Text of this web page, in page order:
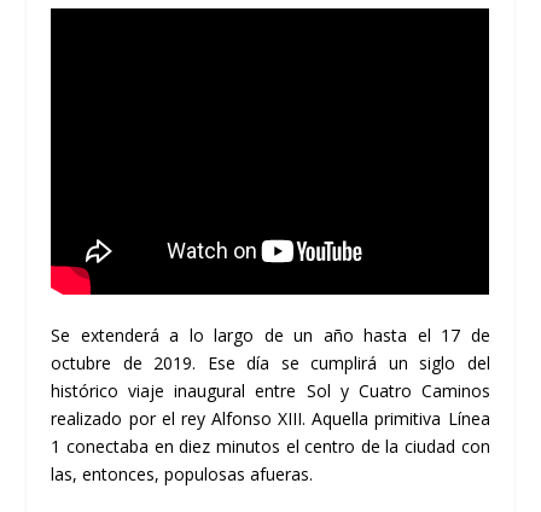
Se extenderá a lo largo de un año hasta el 17 de
octubre de 2019. Ese día se cumplirá un siglo del
histórico viaje inaugural entre Sol y Cuatro Caminos
realizado por el rey Alfonso XIII. Aquella primitiva Línea
1 conectaba en diez minutos el centro de la ciudad con
las, entonces, populosas afueras.